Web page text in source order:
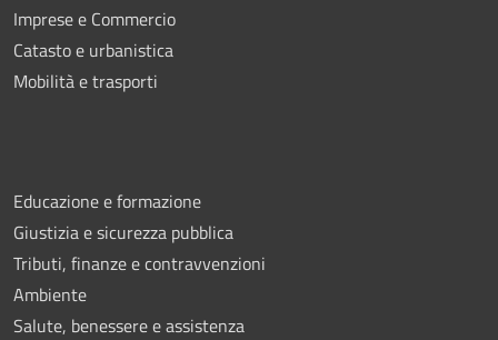
Imprese e Commercio
Catasto e urbanistica
Mobilità e trasporti
Educazione e formazione
Giustizia e sicurezza pubblica
Tributi, finanze e contravvenzioni
Ambiente
Salute, benessere e assistenza